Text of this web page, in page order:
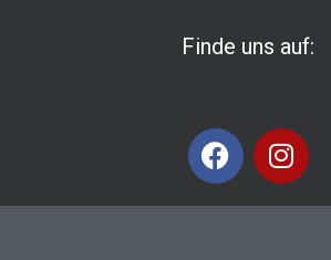
Finde uns auf:
F
a
I
n